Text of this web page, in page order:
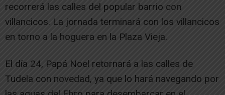
recorrerá las calles del popular barrio con
villancicos. La jornada terminará con los villancicos
en torno a la hoguera en la Plaza Vieja.
El día 24, Papá Noel retornará a las calles de
Tudela con novedad, ya que lo hará navegando por